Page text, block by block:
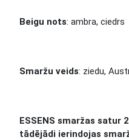
Beigu nots: ambra, ciedrs
Smaržu veids: ziedu,
ESSENS smaržas satur
tādējādi ierindojas